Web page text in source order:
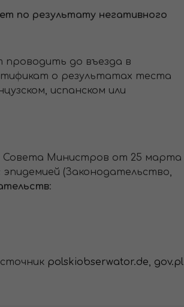
по результату негативного
проводить до въезда в
о результатах теста
испанском или
Совета Министров от 25 марта
эпидемией (Законодательство,
:
polskiobserwator.de, gov.pl